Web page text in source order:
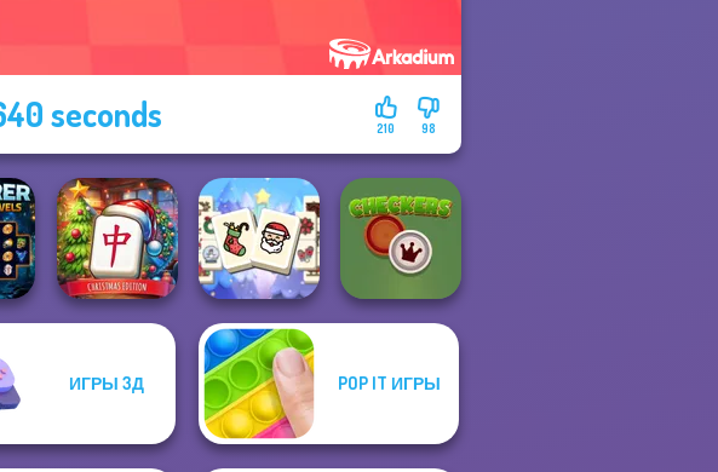
seconds 98
210
Home -
Mahjong
Christmas
Holiday
ИГРЫ 3Д POP IT ИГРЫ